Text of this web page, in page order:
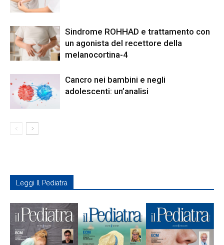
Sindrome ROHHAD e trattamento con
un agonista del recettore della
melanocortina-4
Cancro nei bambini e negli
adolescenti: un’analisi
Leggi Il Pediatra